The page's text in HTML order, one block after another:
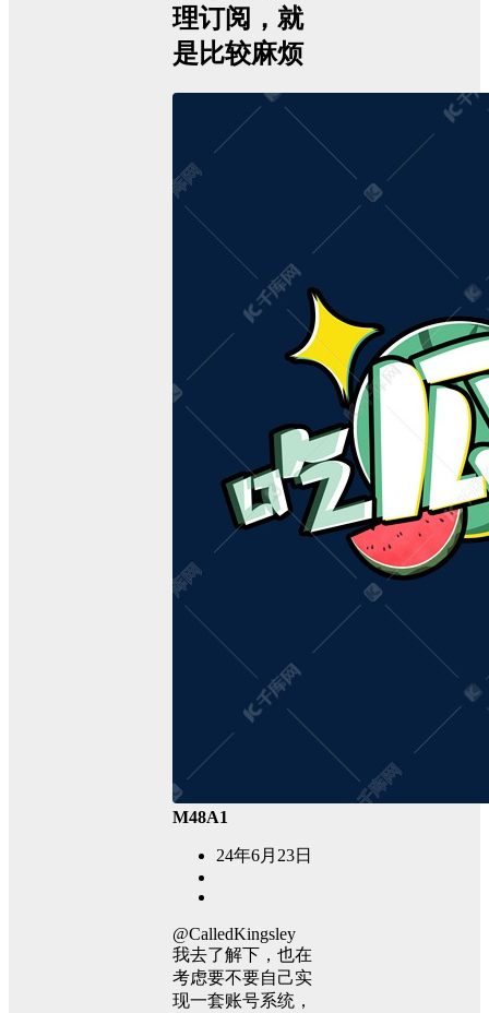
理订阅，就
是比较麻烦
M48A1
24年6月23日
@CalledKingsley
我去了解下，也在
考虑要不要自己实
现一套账号系统，